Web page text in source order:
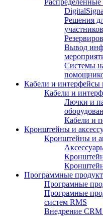
Решения
Вывод
Системы
Кабели и интерфейсы
Кабели и
Лючки и
Кабели и
Кронштейны и
Кронштейны и
Программные
Програмные
Програмные
систем RMS
Внедрение